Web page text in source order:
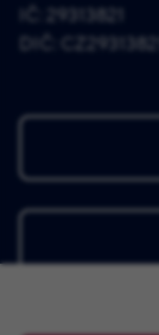
IČ: 29313821
DIČ: CZ29313821